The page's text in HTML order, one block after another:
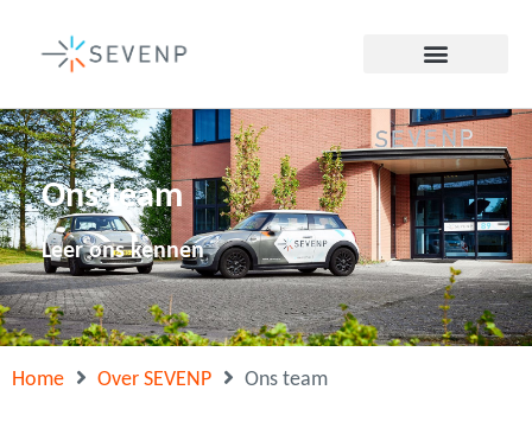
Ons team
Leer ons kennen
Home Over SEVENP Ons team